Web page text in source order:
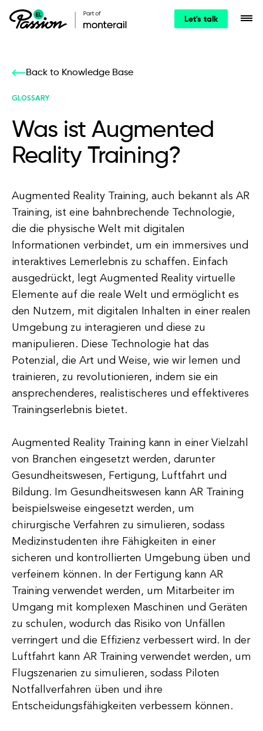
Let's talk
Back to Knowledge Base
GLOSSARY
Was ist Augmented
Reality Training?
Augmented Reality Training, auch bekannt als AR
Training, ist eine bahnbrechende Technologie,
die die physische Welt mit digitalen
Informationen verbindet, um ein immersives und
interaktives Lernerlebnis zu schaffen. Einfach
ausgedrückt, legt Augmented Reality virtuelle
Elemente auf die reale Welt und ermöglicht es
den Nutzern, mit digitalen Inhalten in einer realen
Umgebung zu interagieren und diese zu
manipulieren. Diese Technologie hat das
Potenzial, die Art und Weise, wie wir lernen und
trainieren, zu revolutionieren, indem sie ein
ansprechenderes, realistischeres und effektiveres
Trainingserlebnis bietet.
Augmented Reality Training kann in einer Vielzahl
von Branchen eingesetzt werden, darunter
Gesundheitswesen, Fertigung, Luftfahrt und
Bildung. Im Gesundheitswesen kann AR Training
beispielsweise eingesetzt werden, um
chirurgische Verfahren zu simulieren, sodass
Medizinstudenten ihre Fähigkeiten in einer
sicheren und kontrollierten Umgebung üben und
verfeinern können. In der Fertigung kann AR
Training verwendet werden, um Mitarbeiter im
Umgang mit komplexen Maschinen und Geräten
zu schulen, wodurch das Risiko von Unfällen
verringert und die Effizienz verbessert wird. In der
Luftfahrt kann AR Training verwendet werden, um
Flugszenarien zu simulieren, sodass Piloten
Notfallverfahren üben und ihre
Entscheidungsfähigkeiten verbessern können.